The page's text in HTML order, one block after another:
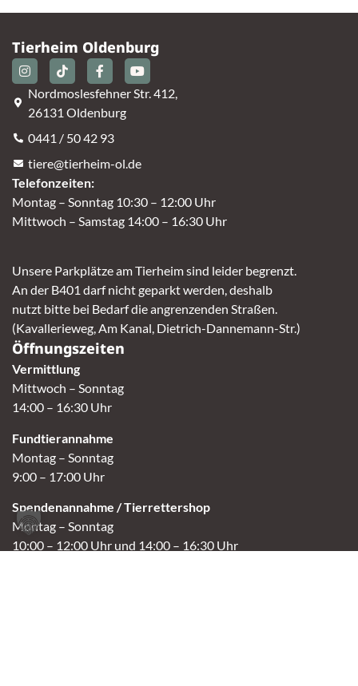
Tierheim Oldenburg
Nordmoslesfehner Str. 412,
26131 Oldenburg
0441 / 50 42 93
tiere@tierheim-ol.de
Telefonzeiten:
Montag – Sonntag 10:30 – 12:00 Uhr
Mittwoch – Samstag 14:00 – 16:30 Uhr
Unsere Parkplätze am Tierheim sind leider begrenzt.
An der B401 darf nicht geparkt werden, deshalb
nutzt bitte bei Bedarf die angrenzenden Straßen.
(Kavallerieweg, Am Kanal, Dietrich-Dannemann-Str.)
Öffnungszeiten
Vermittlung
Mittwoch – Sonntag
14:00 – 16:30 Uhr
Fundtierannahme
Montag – Sonntag
9:00 – 17:00 Uhr
Spendenannahme / Tierrettershop
Montag – Sonntag
10:00 – 12:00 Uhr und 14:00 – 16:30 Uhr